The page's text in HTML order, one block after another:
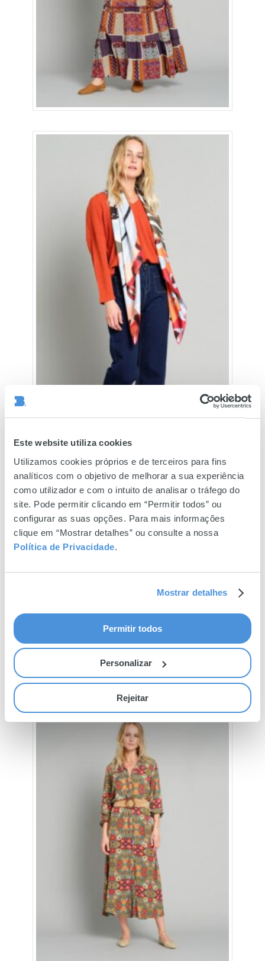
Este website utiliza cookies
Utilizamos cookies próprios e de terceiros para fins
analíticos com o objetivo de melhorar a sua experiência
como utilizador e com o intuito de analisar o tráfego do
site. Pode permitir clicando em “Permitir todos” ou
configurar as suas opções. Para mais informações
clique em “Mostrar detalhes” ou consulte a nossa
Política de Privacidade.
Mostrar detalhes
Permitir todos
Personalizar
Rejeitar